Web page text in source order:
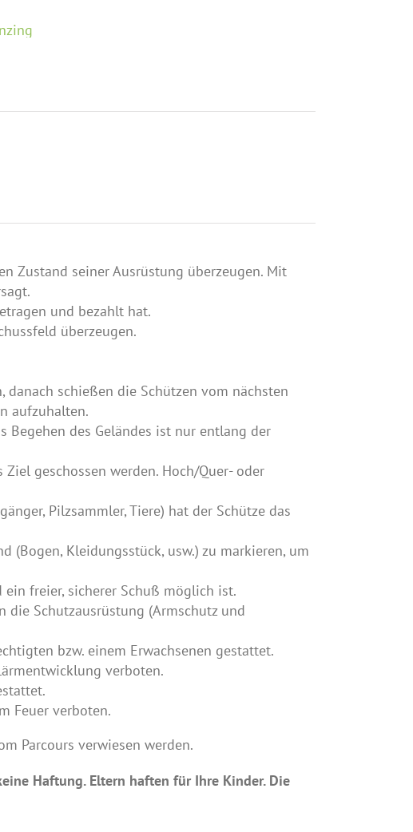
Zustand seiner Ausrüstung überzeugen. Mit
und bezahlt hat.
überzeugen.
schießen die Schützen vom nächsten
aufzuhalten.
des Geländes ist nur entlang der
geschossen werden. Hoch/Quer- oder
Pilzsammler, Tiere) hat der Schütze das
(Bogen, Kleidungsstück, usw.) zu markieren, um
freier, sicherer Schuß möglich ist.
die Schutzausrüstung (Armschutz und
bzw. einem Erwachsenen gestattet.
verboten.
Feuer verboten.
Parcours verwiesen werden.
Haftung. Eltern haften für Ihre Kinder. Die